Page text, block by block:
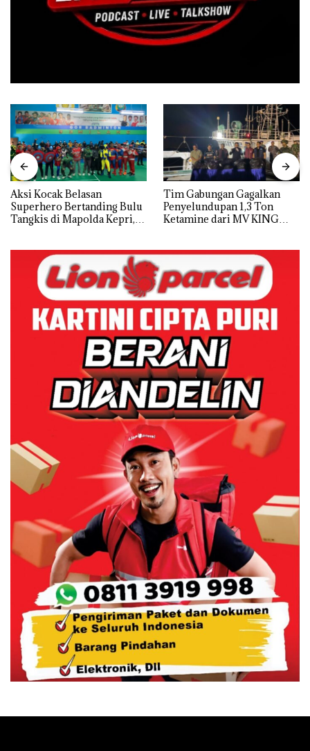
Aksi Kocak Belasan
Superhero Bertanding Bulu
Tangkis di Mapolda Kepri,
Tim Gabungan Gagalkan
Penyelundupan 1,3 Ton
Ketamine dari MV KING